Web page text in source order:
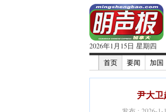
2026年1月15日 星期四
首页
要闻 加国
尹大